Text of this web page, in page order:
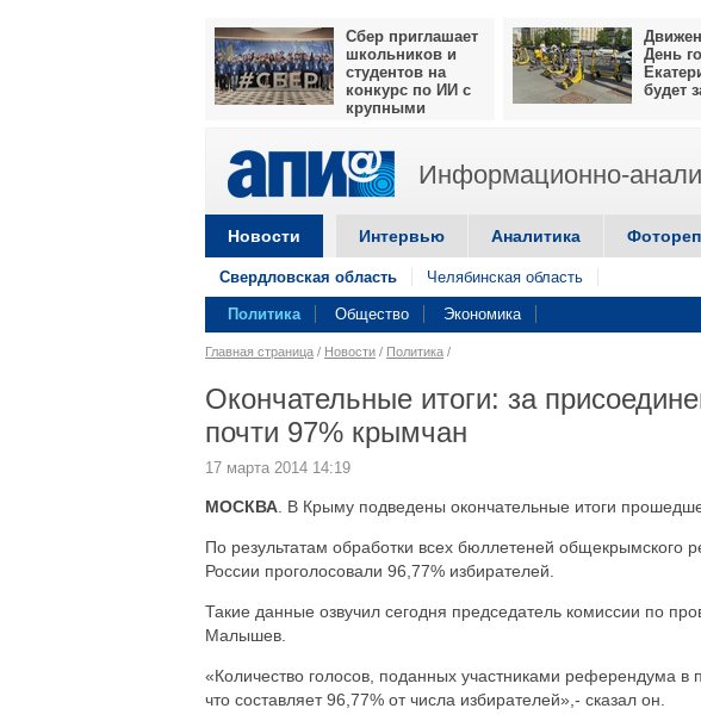
Сбер приглашает
школьников и
студентов на
конкурс по ИИ с
крупными
День
будет
Информационно-
Новости Интервью Аналитика
Свердловская область Челябинская область
Политика Общество Экономика
Главная страница / Новости / Политика /
Окончательные итоги: за
почти 97% крымчан
17 марта 2014 14:19
МОСКВА . В Крыму подведены окончательные итоги
По результатам обработки всех бюллетеней общекрымского
России проголосовали 96,77% избирателей.
Такие данные озвучил сегодня председатель комиссии по
Малышев.
«Количество голосов, поданных участниками референдума в
что составляет 96,77% от числа избирателей»,- сказал он.